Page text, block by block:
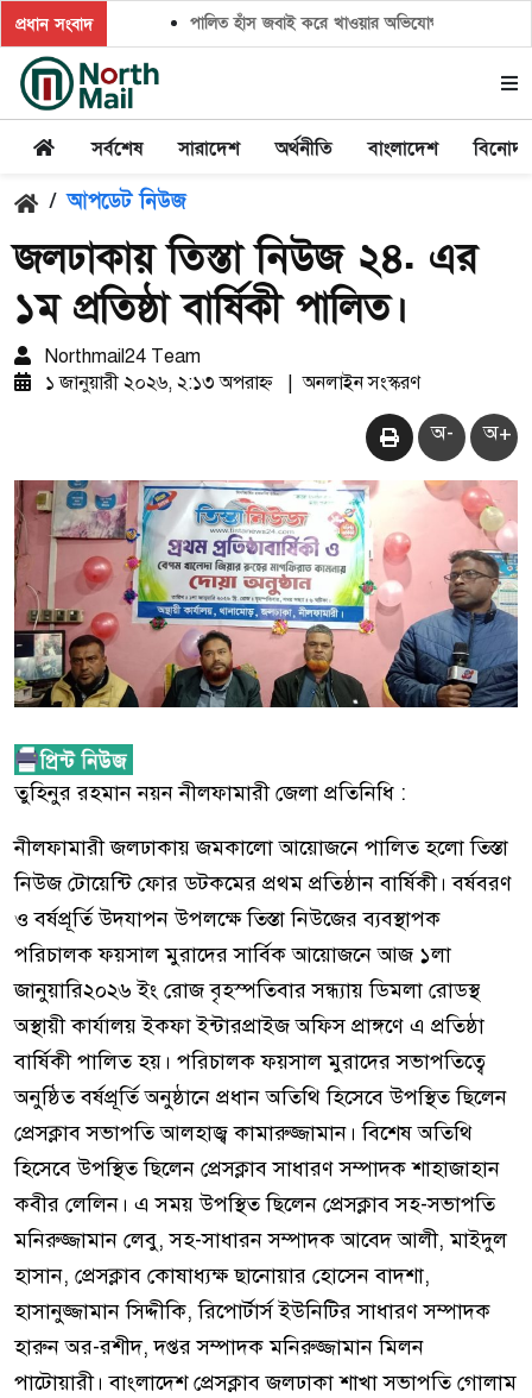
প্রধান সংবাদ পালিত হাঁস জবাই করে খাওয়ার অভিযোগ,সালিশ চাইলে
সর্বশেষ সারাদেশ অর্থনীতি বাংলাদেশ
/ আপডেট নিউজ
জলঢাকায় তিস্তা নিউজ ২৪. এর
১ম প্রতিষ্ঠা বার্ষিকী পালিত।
Northmail24 Team
১ জানুয়ারী ২০২৬, ২:১৩ অপরাহ্ন
অনলাইন সংস্করণ
অ- অ+
তুহিনুর রহমান নয়ন নীলফামারী জেলা প্রতিনিধি :
নীলফামারী জলঢাকায় জমকালো আয়োজনে পালিত হলো তিস্তা
নিউজ টোয়েন্টি ফোর ডটকমের প্রথম প্রতিষ্ঠান বার্ষিকী। বর্ষবরণ
ও বর্ষপ্রূর্তি উদযাপন উপলক্ষে তিস্তা নিউজের ব্যবস্থাপক
পরিচালক ফয়সাল মুরাদের সার্বিক আয়োজনে আজ ১লা
জানুয়ারি২০২৬ ইং রোজ বৃহস্পতিবার সন্ধ্যায় ডিমলা রোডস্থ
অস্থায়ী কার্যালয় ইকফা ইন্টারপ্রাইজ অফিস প্রাঙ্গণে এ প্রতিষ্ঠা
বার্ষিকী পালিত হয়। পরিচালক ফয়সাল মুরাদের সভাপতিত্বে
অনুষ্ঠিত বর্ষপ্রূর্তি অনুষ্ঠানে প্রধান অতিথি হিসেবে উপস্থিত ছিলেন
প্রেসক্লাব সভাপতি আলহাজ্ব কামারুজ্জামান। বিশেষ অতিথি
হিসেবে উপস্থিত ছিলেন প্রেসক্লাব সাধারণ সম্পাদক শাহাজাহান
কবীর লেলিন। এ সময় উপস্থিত ছিলেন প্রেসক্লাব সহ-সভাপতি
মনিরুজ্জামান লেবু, সহ-সাধারন সম্পাদক আবেদ আলী, মাইদুল
হাসান, প্রেসক্লাব কোষাধ্যক্ষ ছানোয়ার হোসেন বাদশা,
হাসানুজ্জামান সিদ্দীকি, রিপোর্টার্স ইউনিটির সাধারণ সম্পাদক
হারুন অর-রশীদ, দপ্তর সম্পাদক মনিরুজ্জামান মিলন
পাটোয়ারী। বাংলাদেশ প্রেসক্লাব জলঢাকা শাখা সভাপতি গোলাম